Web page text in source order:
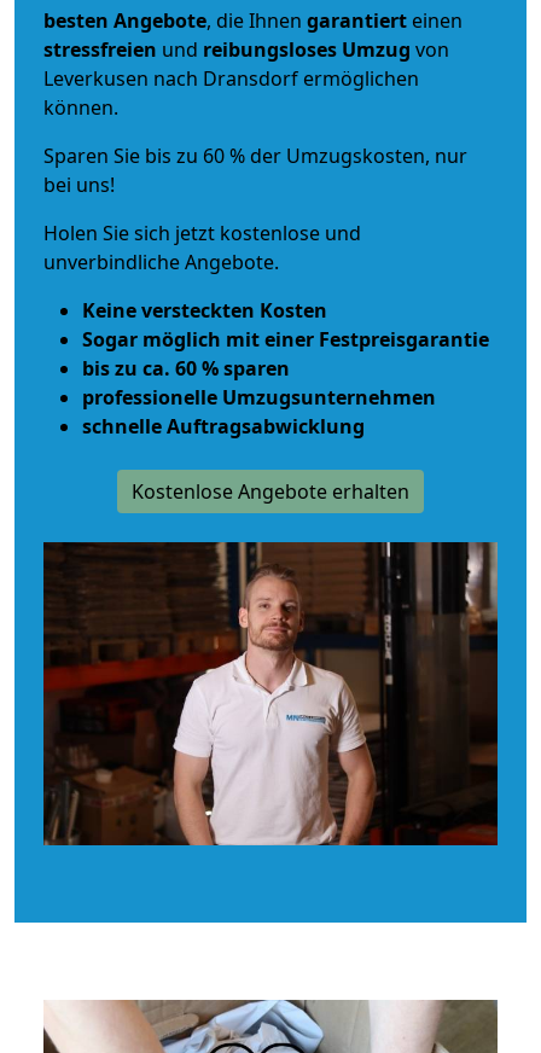
besten Angebote, die Ihnen garantiert einen
stressfreien und reibungsloses Umzug von
Leverkusen nach Dransdorf ermöglichen
können.
Sparen Sie bis zu 60 % der Umzugskosten, nur
bei uns!
Holen Sie sich jetzt kostenlose und
unverbindliche Angebote.
Keine versteckten Kosten
Sogar möglich mit einer Festpreisgarantie
bis zu ca. 60 % sparen
professionelle Umzugsunternehmen
schnelle Auftragsabwicklung
Kostenlose Angebote erhalten